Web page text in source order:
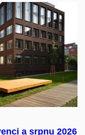
a srpnu 2026